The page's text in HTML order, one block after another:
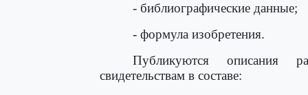
- библиографические данные;
- формула изобретения.
Публикуются описания
свидетельствам в составе: